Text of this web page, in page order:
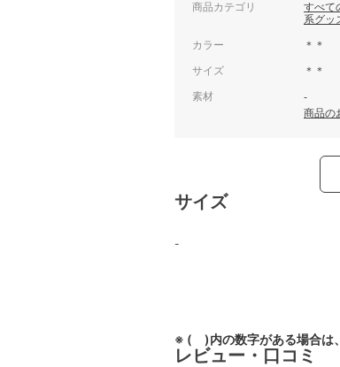
商品カテゴリ すべて
系グッ
カラー ＊＊
サイズ ＊＊
素材
-
商品の
サイズ
-
※ ( )内の数字がある場合は
レビュー・口コミ